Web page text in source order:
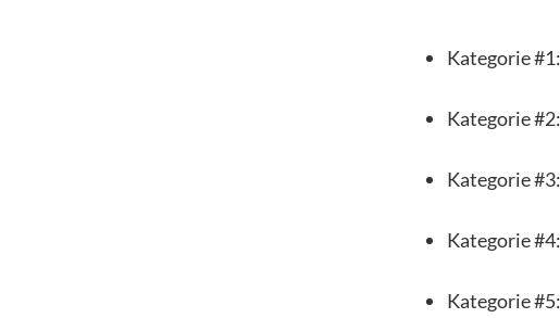
Kategorie
Kategorie
Kategorie
Kategorie
Kategorie